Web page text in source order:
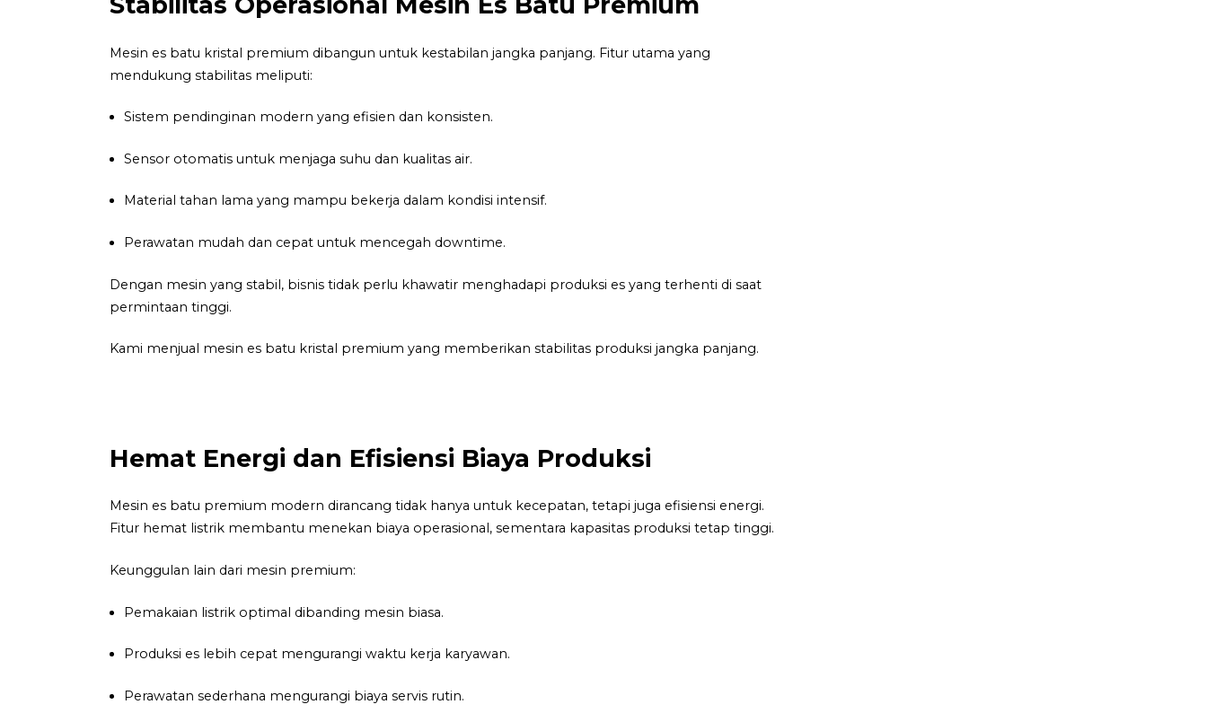
Mesin es batu kristal premium dibangun untuk kestabilan jangka panjang. Fitur utama yang
mendukung stabilitas meliputi:
Sistem pendinginan modern yang efisien dan konsisten.
Sensor otomatis untuk menjaga suhu dan kualitas air.
Material tahan lama yang mampu bekerja dalam kondisi intensif.
Perawatan mudah dan cepat untuk mencegah downtime.
Dengan mesin yang stabil, bisnis tidak perlu khawatir menghadapi produksi es yang terhenti di saat
permintaan tinggi.
Kami menjual mesin es batu kristal premium yang memberikan stabilitas produksi jangka panjang.
Hemat Energi dan Efisiensi Biaya Produksi
Mesin es batu premium modern dirancang tidak hanya untuk kecepatan, tetapi juga efisiensi energi.
Fitur hemat listrik membantu menekan biaya operasional, sementara kapasitas produksi tetap tinggi.
Keunggulan lain dari mesin premium:
Pemakaian listrik optimal dibanding mesin biasa.
Produksi es lebih cepat mengurangi waktu kerja karyawan.
Perawatan sederhana mengurangi biaya servis rutin.